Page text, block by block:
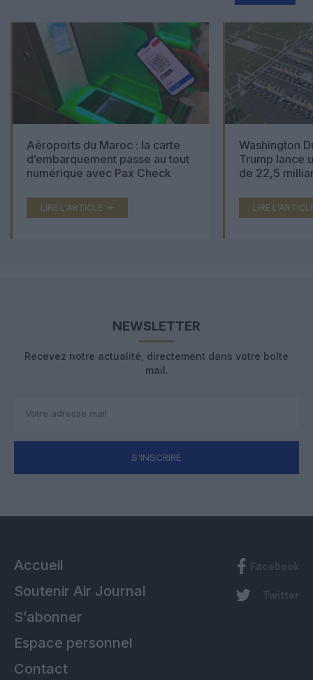
Aéroports du Maroc : la carte
d’embarquement passe au tout
numérique avec Pax Check
LIRE L'ARTICLE
Washington
Trump lance
de 22,5
LIRE
NEWSLETTER
Recevez notre actualité, directement dans votre boîte
mail.
S'INSCRIRE
Accueil
Soutenir Air Journal
S’abonner
Espace personnel
Contact